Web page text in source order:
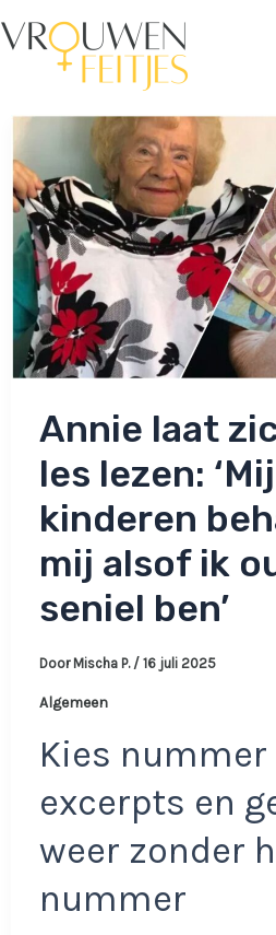
naar
Annie laat
les lezen:
kinderen
mij alsof ik
seniel ben’
Door Mischa P. / 16 juli 2025
Algemeen
Kies nummer
excerpts en
weer zonder
nummer